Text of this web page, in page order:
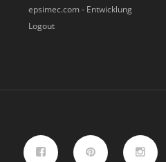
epsimec.com - Entwicklung
Logout